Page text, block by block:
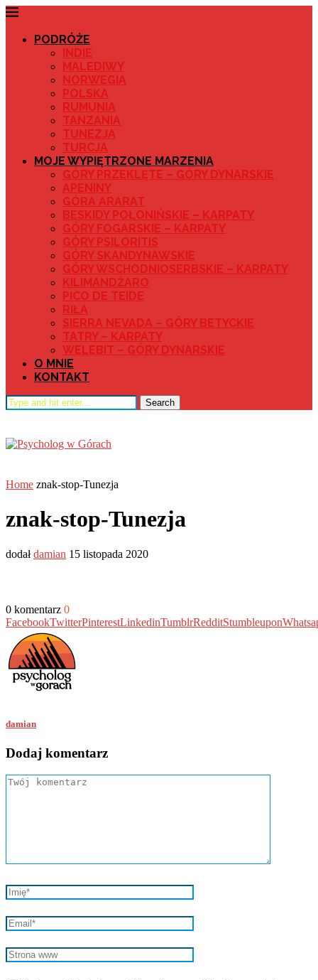
PODRÓŻE
INDIE
MALEDIWY
NORWEGIA
POLSKA
RUMUNIA
TANZANIA
TUNEZJA
TURCJA
MOJE WYPIĘTRZONE MARZENIA
GÓRY PRZEKLĘTE – GÓRY DYNARSKIE
APENINY
GÓRA ARARAT
BESKIDY POŁONIŃSKIE – KARPATY
GÓRY FOGARSKIE – KARPATY
GÓRY PSILORITIS
GÓRY SKANDYNAWSKIE
GÓRY WSCHODNIOSERBSKIE – KARPATY
KILIMANDŻARO
PICO DE TEIDE
RIŁA
SIERRA NEVADA – GÓRY BETYCKIE
TATRY – KARPATY
WELEBIT – GÓRY DYNARSKIE
O MNIE
KONTAKT
Search
Home znak-stop-Tunezja
znak-stop-Tunezja
dodałdamian 15 listopada 2020
0 komentarz 0
FacebookTwitterPinterestLinkedinTumblrRedditStumbleupon
damian
Dodaj komentarz